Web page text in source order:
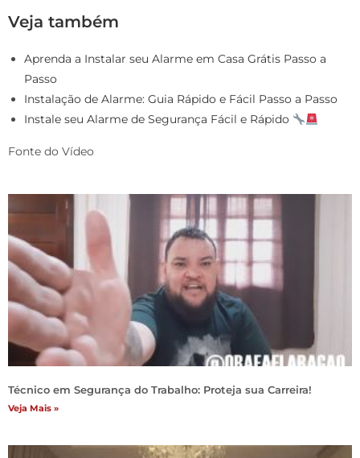
Veja também
Aprenda a Instalar seu Alarme em Casa Grátis Passo a
Passo
Instalação de Alarme: Guia Rápido e Fácil Passo a Passo
Instale seu Alarme de Segurança Fácil e Rápido
Fonte do Vídeo
Técnico em Segurança do Trabalho: Proteja sua Carreira!
Veja Mais »